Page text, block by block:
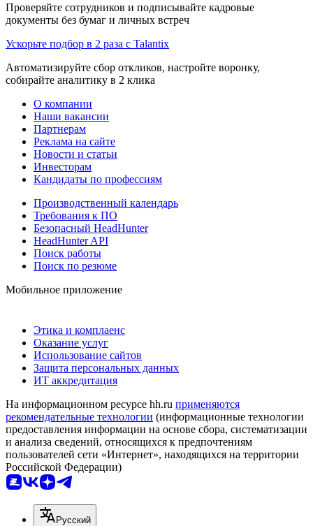
Проверяйте сотрудников и подписывайте кадровые
документы без бумаг и личных встреч
Ускорьте подбор в 2 раза с Talantix
Автоматизируйте сбор откликов, настройте воронку,
собирайте аналитику в 2 клика
О компании
Наши вакансии
Партнерам
Реклама на сайте
Новости и статьи
Инвесторам
Кандидаты по профессиям
Производственный календарь
Требования к ПО
Безопасный HeadHunter
HeadHunter API
Поиск работы
Поиск по резюме
Мобильное приложение
Этика и комплаенс
Оказание услуг
Использование сайтов
Защита персональных данных
ИТ аккредитация
На информационном ресурсе hh.ru применяются
рекомендательные технологии (информационные технологии
предоставления информации на основе сбора, систематизации
и анализа сведений, относящихся к предпочтениям
пользователей сети «Интернет», находящихся на территории
Российской Федерации)
Русский